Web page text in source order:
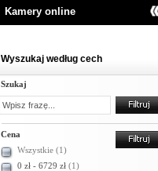
Kamery online
Wyszukaj według cech
Szukaj
Cena
Wszystkie (1)
0 zł - 6729 zł (1)